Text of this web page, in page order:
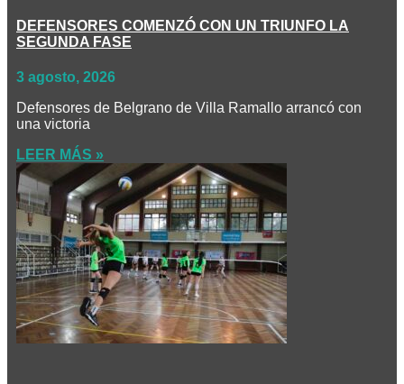
DEFENSORES COMENZÓ CON UN TRIUNFO LA
SEGUNDA FASE
3 agosto, 2026
Defensores de Belgrano de Villa Ramallo arrancó con
una victoria
LEER MÁS »